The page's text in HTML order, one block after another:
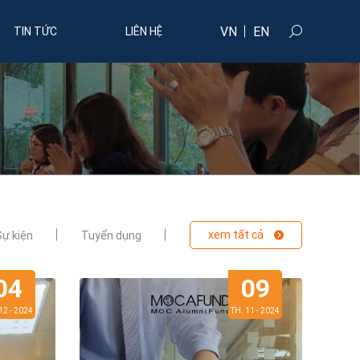
TIN TỨC LIÊN HỆ VN EN
kiện Tuyển dụng xem tất cả
- 2024
09
TH. 11 - 2024